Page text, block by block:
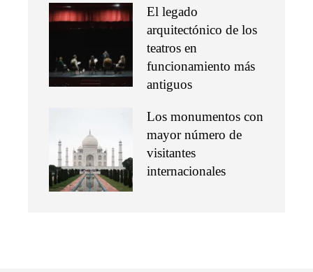
El legado
arquitectónico de los
teatros en
funcionamiento más
antiguos
Los monumentos con
mayor número de
visitantes
internacionales